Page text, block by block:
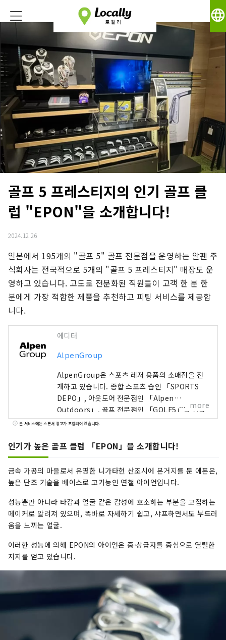
language
골프 5 프레스티지의 인기 골프 클
럽 "EPON"을 소개합니다!
2024.12.26
일본에서 195개의 "골프 5" 골프 전문점을 운영하는 알펜 주
식회사는 전국적으로 5개의 "골프 5 프레스티지" 매장도 운
영하고 있습니다. 고도로 전문화된 직원들이 고객 한 분 한
분에게 가장 적합한 제품을 추천하고 피팅 서비스를 제공합
니다.
에디터
AlpenGroup
AlpenGroup은 스포츠 레저 용품의 소매점을 전
개하고 있습니다. 종합 스포츠 숍인 「SPORTS
DEPO」, 아웃도어 전문점인 「Alpen
Outdoors」, 골프 전문점인 「GOLF5」를 전국
에 전개해, 유명 스포츠 브랜드의 스포츠 용품이나,
포츠를 하는 모든 손님에게 만족하실 수 있는 구색
과 서비스를 제공하겠습니다.
more
본 서비스에는 스폰서 광고가 포함되어 있습니다.
인기가 높은 골프 클럽 「EPON」을 소개합니다!
금속 가공의 마을로서 유명한 니가타현 산조시에 본거지를 둔 에폰은,
높은 단조 기술을 베이스로 고기능인 연철 아이언입니다.
성능뿐만 아니라 타감과 얼굴 같은 감성에 호소하는 부분을 고집하는
메이커로 알려져 있으며, 똑바로 자세하기 쉽고, 샤프하면서도 부드러
움을 느끼는 얼굴.
이러한 성능에 의해 EPON의 아이언은 중·상급자를 중심으로 열렬한
지지를 얻고 있습니다.